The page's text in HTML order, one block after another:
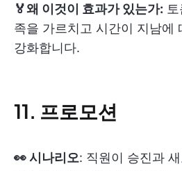
🏅왜 이것이 효과가 있는가:
족을 가르치고 시간이 지남에
강화합니다.
11. 프로모션
👀 시나리오: 직원이 승진과